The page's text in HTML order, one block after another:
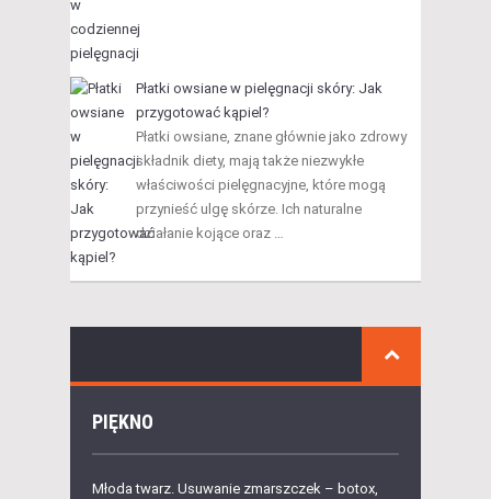
Płatki owsiane w pielęgnacji skóry: Jak
przygotować kąpiel?
Płatki owsiane, znane głównie jako zdrowy
składnik diety, mają także niezwykłe
właściwości pielęgnacyjne, które mogą
przynieść ulgę skórze. Ich naturalne
działanie kojące oraz …
PIĘKNO
Młoda twarz. Usuwanie zmarszczek – botox,